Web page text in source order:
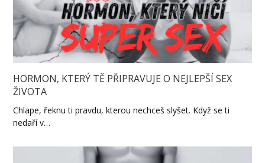
HORMON, KTERÝ TĚ PŘIPRAVUJE O NEJLEPŠÍ SEX
ŽIVOTA
Chlape, řeknu ti pravdu, kterou nechceš slyšet. Když se ti
nedaří v…